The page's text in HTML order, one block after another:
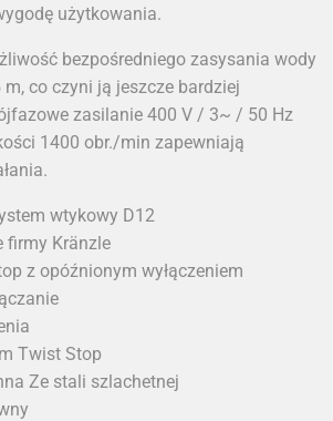
użytkowania.
bezpośredniego zasysania wody
co czyni ją jeszcze bardziej
zasilanie 400 V / 3~ / 50 Hz
1400 obr./min zapewniają
wtykowy D12
firmy Kränzle
z opóźnionym wyłączeniem
Twist Stop
Ze stali szlachetnej